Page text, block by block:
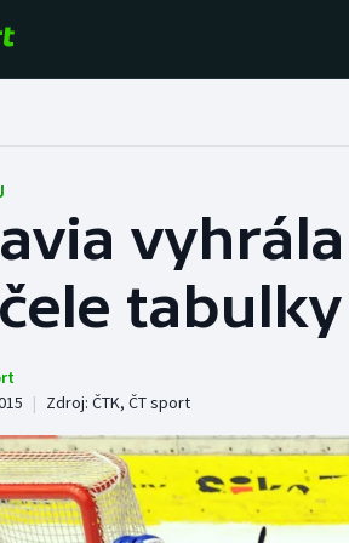
Baseball a softbal
Basketbal
Boby a skeleton
Box
tabulky
| Zdroj: ČTK, ČT sport